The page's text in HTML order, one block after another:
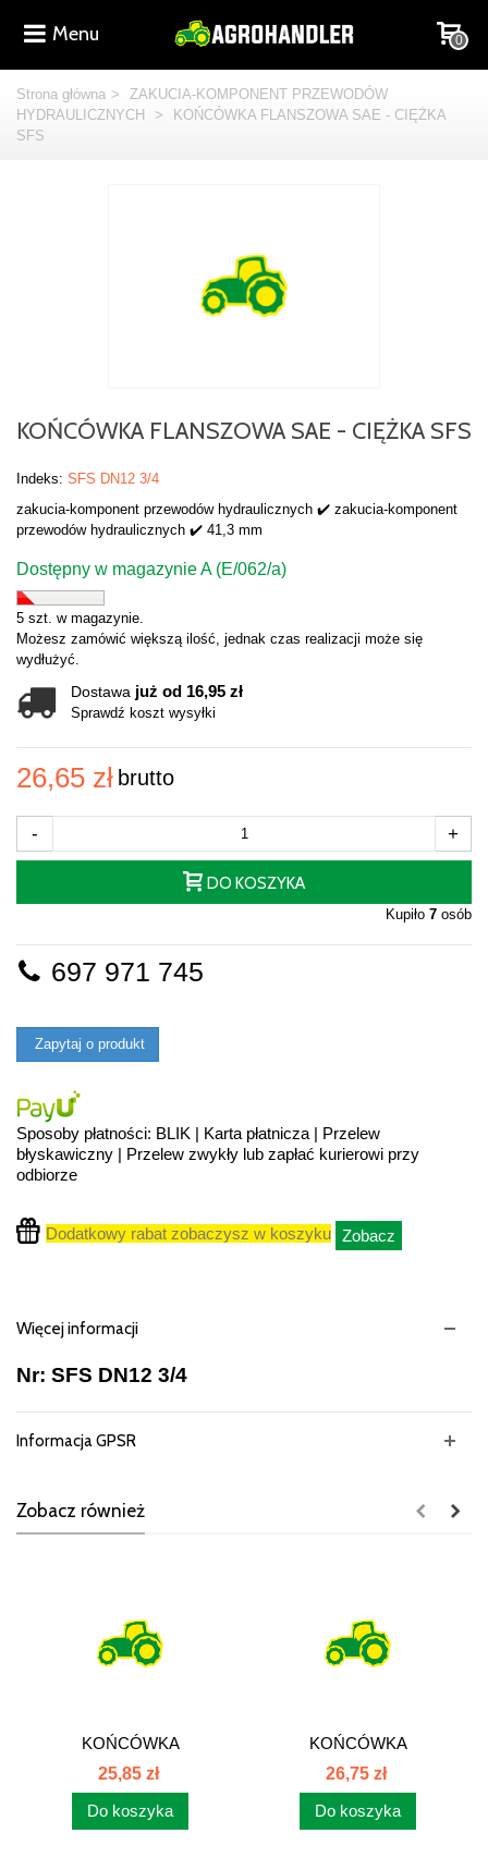
Menu 0
Strona główna >
ZAKUCIA-KOMPONENT PRZEWODÓW
HYDRAULICZNYCH
>
KOŃCÓWKA FLANSZOWA SAE - CIĘŻKA
SFS
KOŃCÓWKA FLANSZOWA SAE - CIĘŻKA SFS
Indeks: SFS DN12 3/4
zakucia-komponent przewodów hydraulicznych ✔️ zakucia-komponent
przewodów hydraulicznych ✔️ 41,3 mm
Dostępny w magazynie A (E/062/a)
5 szt. w magazynie.
Możesz zamówić większą ilość, jednak czas realizacji może się
wydłużyć.
Dostawa już od 16,95 zł
Sprawdź koszt wysyłki
26,65 zł brutto
- +
DO KOSZYKA
Kupiło 7 osób
697 971 745
Zapytaj o produkt
Sposoby płatności: BLIK | Karta płatnicza | Przelew
błyskawiczny | Przelew zwykły lub zapłać kurierowi przy
odbiorze
Dodatkowy rabat zobaczysz w koszyku Zobacz
Więcej informacji
Nr: SFS DN12 3/4
Informacja GPSR
Zobacz również
KOŃCÓWKA
FLANSZOWA SAE -
CIĘŻKA SFS
25,85 zł
Do koszyka
KOŃCÓWKA
FLANSZOWA SAE -
CIĘŻKA SFS
26,75 zł
Do koszyka